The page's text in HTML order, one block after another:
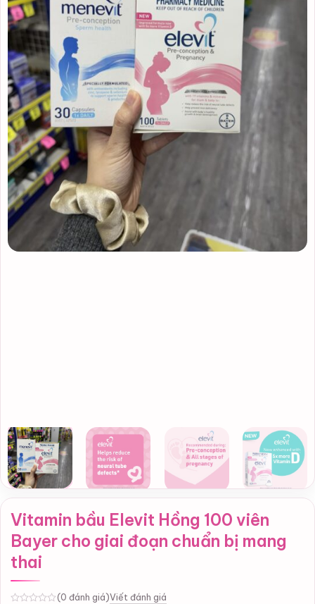
Vitamin bầu Elevit Hồng 100 viên
Bayer cho giai đoạn chuẩn bị mang
thai
(0 đánh giá)Viết đánh giá